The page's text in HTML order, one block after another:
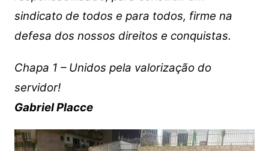
sindicato de todos e para todos, firme na
defesa dos nossos direitos e conquistas.
Chapa 1 – Unidos pela valorização do
servidor!
Gabriel Placce